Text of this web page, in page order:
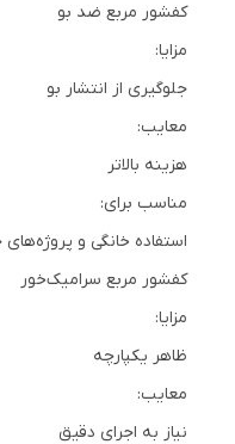
کفشور مربع ضد بو
مزایا:
جلوگیری از انتشار بو
معایب:
هزینه بالاتر
مناسب برای:
استفاده خانگی و
کفشور مربع سرامیک‌خور
مزایا:
ظاهر یکپارچه
معایب:
نیاز به اجرای دقیق